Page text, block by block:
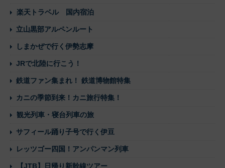
楽天トラベル 国内宿泊
立山黒部アルペンルート
しまかぜで行く伊勢志摩
JRで北陸に行こう！
鉄道ファン集まれ！ 鉄道博物館特集
カニの季節到来！カニ旅行特集！
観光列車・寝台列車の旅
サフィール踊り子号で行く伊豆
レッツゴー四国！アンパンマン列車
【JTB】日帰り新幹線ツアー